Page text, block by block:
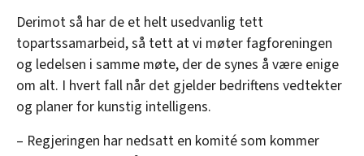
Derimot så har de et helt usedvanlig tett
topartssamarbeid, så tett at vi møter fagforeningen
og ledelsen i samme møte, der de synes å være enige
om alt. I hvert fall når det gjelder bedriftens vedtekter
og planer for kunstig intelligens.
– Regjeringen har nedsatt en komité som kommer